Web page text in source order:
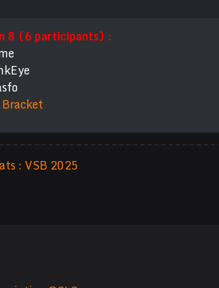
8 (6 participants) :
: VSB 2025